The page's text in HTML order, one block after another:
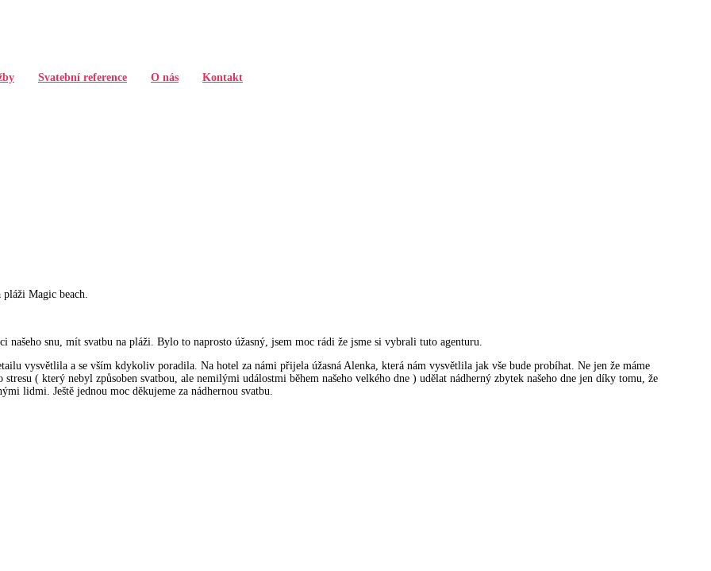
Svatební reference O nás Kontakt
pláži Magic beach.
našeho snu, mít svatbu na pláži. Bylo to naprosto úžasný, jsem moc rádi že jsme si vybrali tuto agenturu.
vysvětlila a se vším kdykoliv poradila. Na hotel za námi přijela úžasná Alenka, která nám vysvětlila jak vše bude probíhat. Ne jen že máme
( který nebyl způsoben svatbou, ale nemilými událostmi během našeho velkého dne ) udělat nádherný zbytek našeho dne jen díky tomu, že
lidmi. Ještě jednou moc děkujeme za nádhernou svatbu.